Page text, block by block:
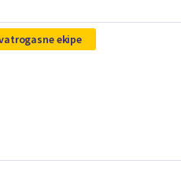
ekipe